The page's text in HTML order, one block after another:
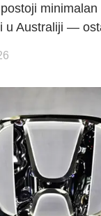
u Australiji —